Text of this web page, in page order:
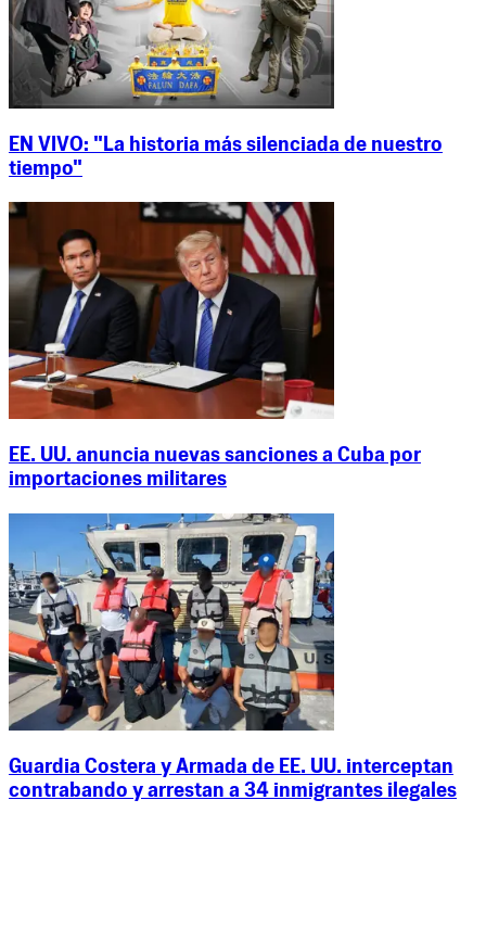
EN VIVO: "La historia más silenciada de nuestro
tiempo"
EE. UU. anuncia nuevas sanciones a Cuba por
importaciones militares
Guardia Costera y Armada de EE. UU. interceptan
contrabando y arrestan a 34 inmigrantes ilegales